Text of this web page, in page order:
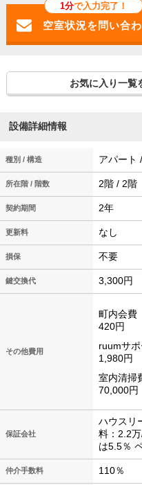
1分で入力完了！
お気に入り一覧
設備詳細情報
種別 / 構造 アパート
所在階 / 階数 2階 / 2階
契約期間 2年
更新料 なし
損保 不要
鍵交換代 3,300円
その他費用
町内会費
420円
ruumサ
1,980円
室内清掃
70,000円
保証会社
ハウスリ
料：2.2
は5.5％
仲介手数料 110％